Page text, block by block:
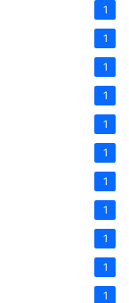
1
1
1
1
1
1
1
1
1
1
1